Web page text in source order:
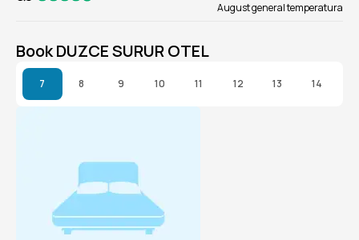
August general temperatura
Book DUZCE SURUR OTEL
7 8 9 10 11 12 13 14